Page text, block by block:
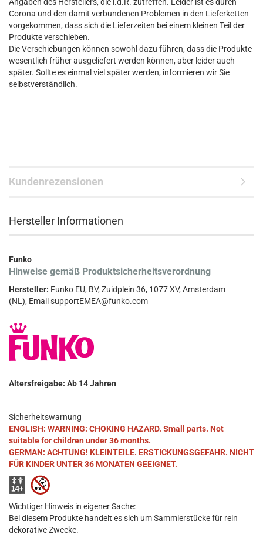
Corona und den damit verbundenen Problemen in den Lieferketten
vorgekommen, dass sich die Lieferzeiten bei einem kleinen Teil der
Produkte verschieben.
Die Verschiebungen können sowohl dazu führen, dass die Produkte
wesentlich früher ausgeliefert werden können, aber leider auch
später. Sollte es einmal viel später werden, informieren wir Sie
selbstverständlich.
Kundenrezensionen
Hersteller Informationen
Funko
Hinweise gemäß Produktsicherheitsverordnung
Hersteller: Funko EU, BV, Zuidplein 36, 1077 XV, Amsterdam
(NL), Email supportEMEA@funko.com
Altersfreigabe: Ab 14 Jahren
Sicherheitswarnung
ENGLISH: WARNING: CHOKING HAZARD. Small parts. Not
suitable for children under 36 months.
GERMAN: ACHTUNG! KLEINTEILE. ERSTICKUNGSGEFAHR. NICHT
FÜR KINDER UNTER 36 MONATEN GEEIGNET.
Wichtiger Hinweis in eigener Sache:
Bei diesem Produkte handelt es sich um Sammlerstücke für rein
dekorative Zwecke.